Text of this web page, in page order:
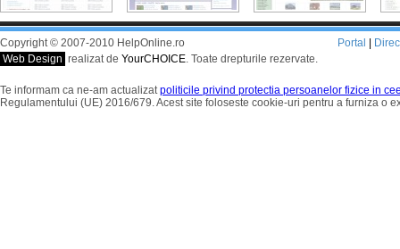
Copyright © 2007-2010 HelpOnline.ro
Web Design realizat de YourCHOICE. Toate drepturile rezervate.
Portal
Te informam ca ne-am actualizatpoliticile privind protectia persoanelor fizice in
Regulamentului (UE) 2016/679. Acest site foloseste cookie-uri pentru a furniza o